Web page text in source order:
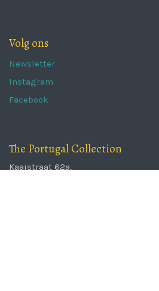
Volg ons
Newsletter
Instagram
Facebook
The Portugal Collection
Kaaistraat 62a,